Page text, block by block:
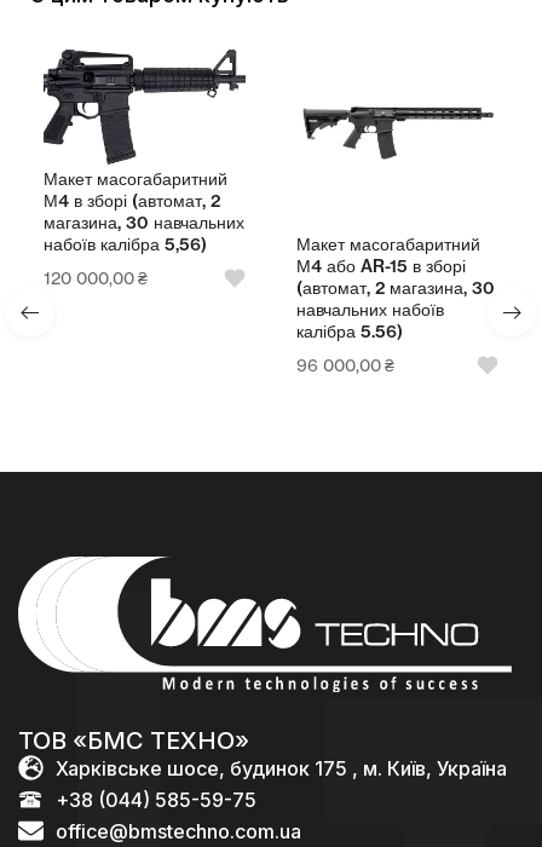
Макет масогабаритний
М4 в зборі (автомат, 2
магазина, 30 навчальних
набоїв калібра 5,56)
120 000,00₴
Макет масогабаритний
М4 або AR-15 в зборі
(автомат, 2 магазина, 30
навчальних набоїв
калібра 5.56)
96 000,00₴
ТОВ «БМС ТЕХНО»
Харківське шосе, будинок 175 , м. Київ, Україна
+38 (044) 585-59-75
office@bmstechno.com.ua